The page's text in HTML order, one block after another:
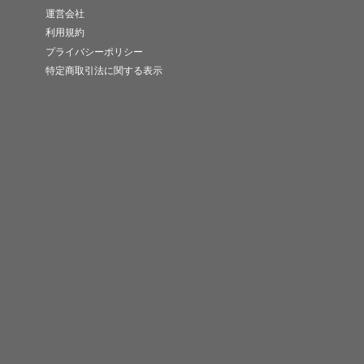
運営会社
利用規約
プライバシーポリシー
特定商取引法に関する表示